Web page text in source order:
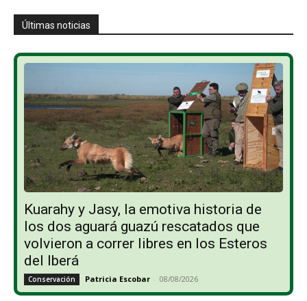
Últimas noticias
Kuarahy y Jasy, la emotiva historia de
los dos aguará guazú rescatados que
volvieron a correr libres en los Esteros
del Iberá
Conservación Patricia Escobar - 08/08/2026